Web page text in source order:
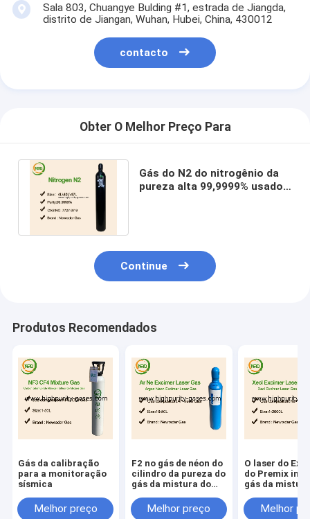
Sala 803, Chuangye Bulding #1, estrada de Jiangda,
distrito de Jiangan, Wuhan, Hubei, China, 430012
contacto
Obter O Melhor Preço Para
Gás do N2 do nitrogênio da
pureza alta 99,9999% usado
Continue
Produtos Recomendados
Gás da calibração
para a monitoração
sísmica
Melhor preço
F2 no gás de néon do
cilindro da pureza do
gás da mistura do
Melhor preço
O laser do
do Premix
gás da
Melhor